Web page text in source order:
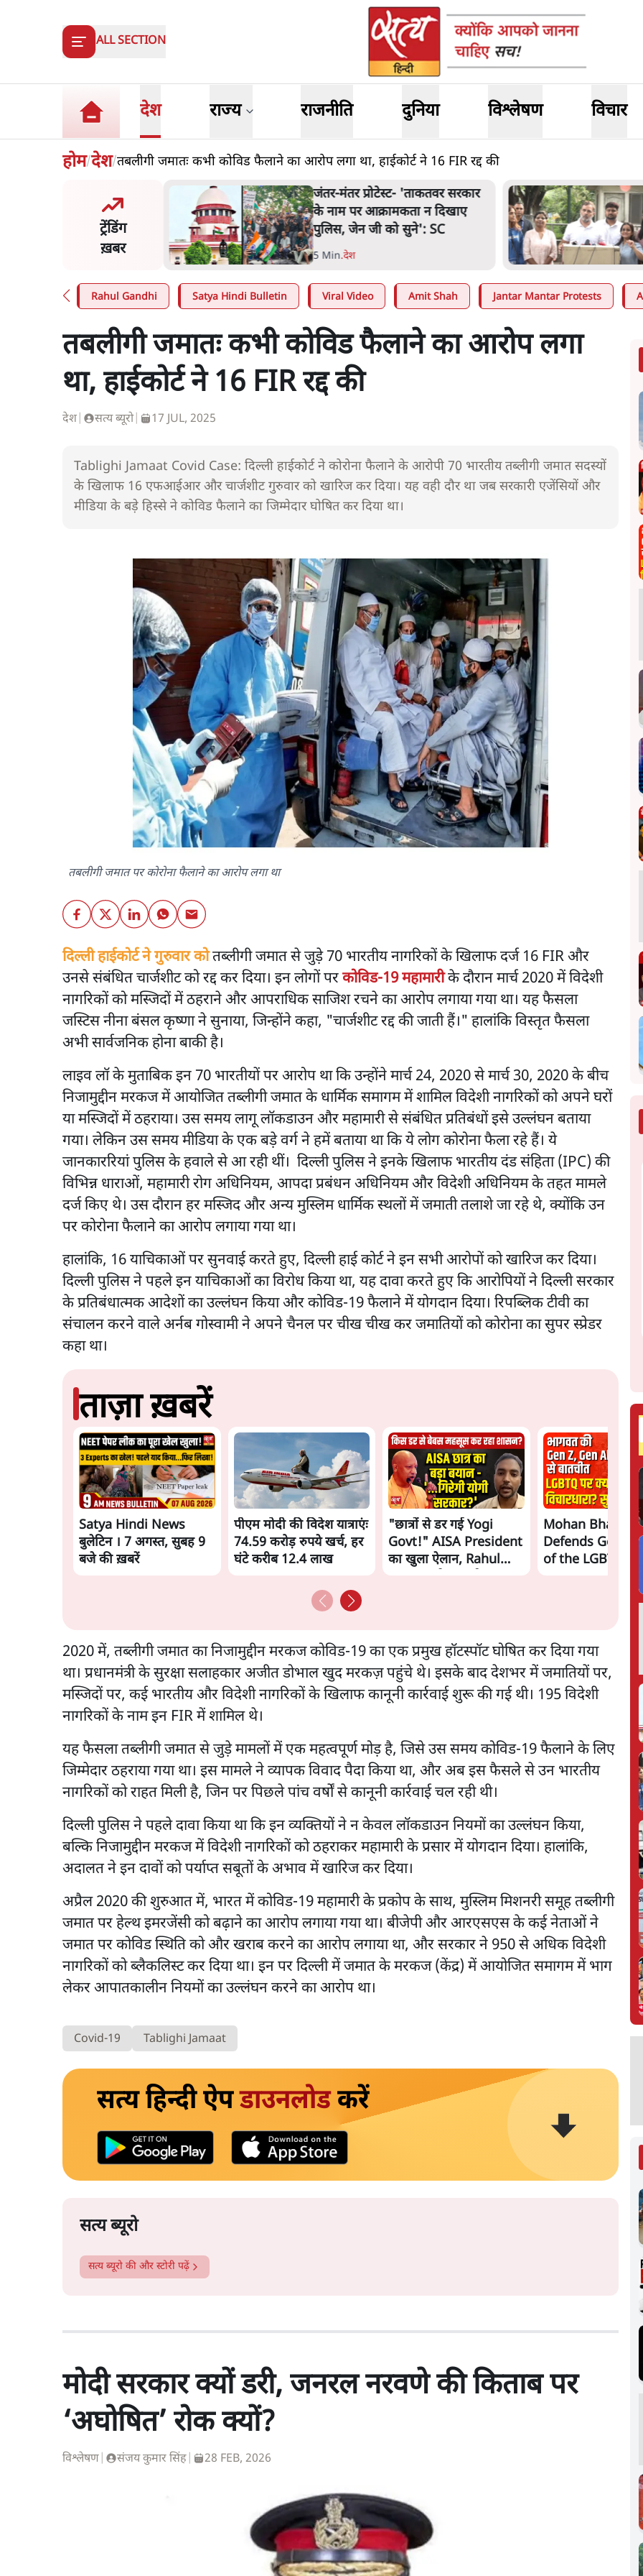
ALL SECTION
देश राज्य राजनीति दुनिया विश्लेषण विचार
होम/देश/तबलीगी जमातः कभी कोविड फैलाने का आरोप लगा था, हाईकोर्ट ने 16 FIR रद्द की
ट्रेंडिंग
ख़बर
समिति-मेटा की बैठकः मार्क
ने भारत सरकार से माफी
जंतर-मंतर प्रोटेस्ट- 'ताकतवर सरकार
के नाम पर आक्रामकता न दिखाए
पुलिस, जेन जी को सुने': SC
5 Min.देश
Rahul Gandhi Satya Hindi Bulletin Viral Video Amit Shah Jantar Mantar Protests
तबलीगी जमातः कभी कोविड फैलाने का आरोप लगा
था, हाईकोर्ट ने 16 FIR रद्द की
देश सत्य ब्यूरो| 17 JUL, 2025
Tablighi Jamaat Covid Case: दिल्ली हाईकोर्ट ने कोरोना फैलाने के आरोपी 70 भारतीयतब्लीगी जमातसदस्यों
के खिलाफ 16 एफआईआर और चार्जशीट गुरुवार को खारिज कर दिया। यह वही दौर था जब सरकारी एजेंसियों और
मीडिया के बड़े हिस्से ने कोविड फैलाने का जिम्मेदार घोषित कर दिया था।
तबलीगी जमात पर कोरोना फैलाने का आरोप लगा था
दिल्ली हाईकोर्ट ने गुरुवार कोतब्लीगी जमात से जुड़े 70 भारतीय नागरिकों के खिलाफ दर्ज 16 FIR और
उनसे संबंधित चार्जशीट को रद्द कर दिया। इन लोगों परकोविड-19 महामारीके दौरान मार्च 2020 में विदेशी
नागरिकों को मस्जिदों में ठहराने और आपराधिक साजिश रचने का आरोप लगाया गया था। यह फैसला
जस्टिस नीना बंसल कृष्णा ने सुनाया, जिन्होंने कहा, "चार्जशीट रद्द की जाती हैं।" हालांकि विस्तृत फैसला
अभी सार्वजनिक होना बाकी है।
लाइव लॉ के मुताबिक इन 70 भारतीयों पर आरोप था कि उन्होंने मार्च 24, 2020 से मार्च 30, 2020 के बीच
निजामुद्दीन मरकज में आयोजित तब्लीगी जमात के धार्मिक समागम में शामिल विदेशी नागरिकों को अपने घरों
या मस्जिदों में ठहराया। उस समय लागू लॉकडाउन और महामारी से संबंधित प्रतिबंधों इसे उल्लंघन बताया
गया। लेकिन उस समय मीडिया के एक बड़े वर्ग ने हमें बताया था कि ये लोग कोरोना फैला रहे हैं। ये
जानकाररियां पुलिस के हवाले से आ रही थीं। दिल्ली पुलिस ने इनके खिलाफ भारतीय दंड संहिता (IPC) की
विभिन्न धाराओं, महामारी रोग अधिनियम, आपदा प्रबंधन अधिनियम और विदेशी अधिनियम के तहत मामले
दर्ज किए थे। उस दौरान हर मस्जिद और अन्य मुस्लिम धार्मिक स्थलों में जमाती तलाशे जा रहे थे, क्योंकि उन
पर कोरोना फैलाने का आरोप लगाया गया था।
हालांकि, 16 याचिकाओं पर सुनवाई करते हुए, दिल्ली हाई कोर्ट ने इन सभी आरोपों को खारिज कर दिया।
दिल्ली पुलिस ने पहले इन याचिकाओं का विरोध किया था, यह दावा करते हुए कि आरोपियों ने दिल्ली सरकार
के प्रतिबंधात्मक आदेशों का उल्लंघन किया और कोविड-19 फैलाने में योगदान दिया। रिपब्लिक टीवी का
संचालन करने वाले अर्नब गोस्वामी ने अपने चैनल पर चीख चीख कर जमातियों को कोरोना का सुपर स्प्रेडर
कहा था।
ताज़ा ख़बरें
Satya Hindi News
बुलेटिन । 7 अगस्त, सुबह 9
बजे की ख़बरें
पीएम मोदी की विदेश यात्राएंः
74.59 करोड़ रुपये खर्च, हर
घंटे करीब 12.4 लाख
"छात्रों से डर गई Yogi
Govt!" AISA President
का खुला ऐलान, Rahul
Mohan Bhagwat
Defends Gen Z!
of the LGBTQ
the RSS's New
2020 में, तब्लीगी जमात का निजामुद्दीन मरकज कोविड-19 का एक प्रमुख हॉटस्पॉट घोषित कर दिया गया
था। प्रधानमंत्री के सुरक्षा सलाहकार अजीत डोभाल खुद मरकज़ पहुंचे थे। इसके बाद देशभर में जमातियों पर,
मस्जिदों पर, कई भारतीय और विदेशी नागरिकों के खिलाफ कानूनी कार्रवाई शुरू की गई थी। 195 विदेशी
नागरिकों के नाम इन FIR में शामिल थे।
यह फैसला तब्लीगी जमात से जुड़े मामलों में एक महत्वपूर्ण मोड़ है, जिसे उस समय कोविड-19 फैलाने के लिए
जिम्मेदार ठहराया गया था। इस मामले ने व्यापक विवाद पैदा किया था, और अब इस फैसले से उन भारतीय
नागरिकों को राहत मिली है, जिन पर पिछले पांच वर्षों से कानूनी कार्रवाई चल रही थी।
दिल्ली पुलिस ने पहले दावा किया था कि इन व्यक्तियों ने न केवल लॉकडाउन नियमों का उल्लंघन किया,
बल्कि निजामुद्दीन मरकज में विदेशी नागरिकों को ठहराकर महामारी के प्रसार में योगदान दिया। हालांकि,
अदालत ने इन दावों को पर्याप्त सबूतों के अभाव में खारिज कर दिया।
अप्रैल 2020 की शुरुआत में, भारत में कोविड-19 महामारी के प्रकोप के साथ, मुस्लिम मिशनरी समूह तब्लीगी
जमात पर हेल्थ इमरजेंसी को बढ़ाने का आरोप लगाया गया था। बीजेपी और आरएसएस के कई नेताओं ने
जमात पर कोविड स्थिति को और खराब करने का आरोप लगाया था, और सरकार ने 950 से अधिक विदेशी
नागरिकों को ब्लैकलिस्ट कर दिया था। इन पर दिल्ली में जमात के मरकज (केंद्र) में आयोजित समागम में भाग
लेकर आपातकालीन नियमों का उल्लंघन करने का आरोप था।
Covid-19 Tablighi Jamaat
सत्य हिन्दी ऐपडाउनलोडकरें
सत्य ब्यूरो
सत्य ब्यूरो की और स्टोरी पढ़ें
मोदी सरकार क्यों डरी, जनरल नरवणे की किताब पर
‘अघोषित’ रोक क्यों?
विश्लेषण संजय कुमार सिंह 28 FEB, 2026